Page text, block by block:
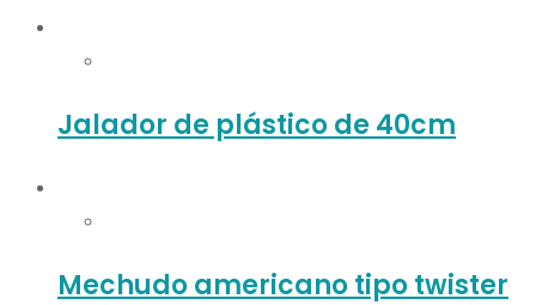
Jalador de plástico de 40cm
Mechudo americano tipo twister